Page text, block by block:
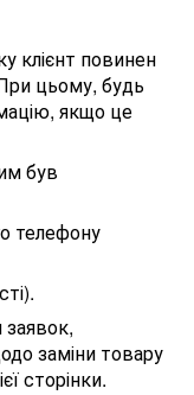
клієнт повинен
цьому, будь
якщо це
був
телефону
заявок,
заміни товару
сторінки.